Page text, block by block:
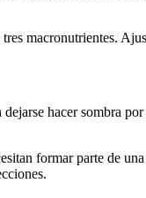
macronutrientes.
hacer sombra
formar parte de